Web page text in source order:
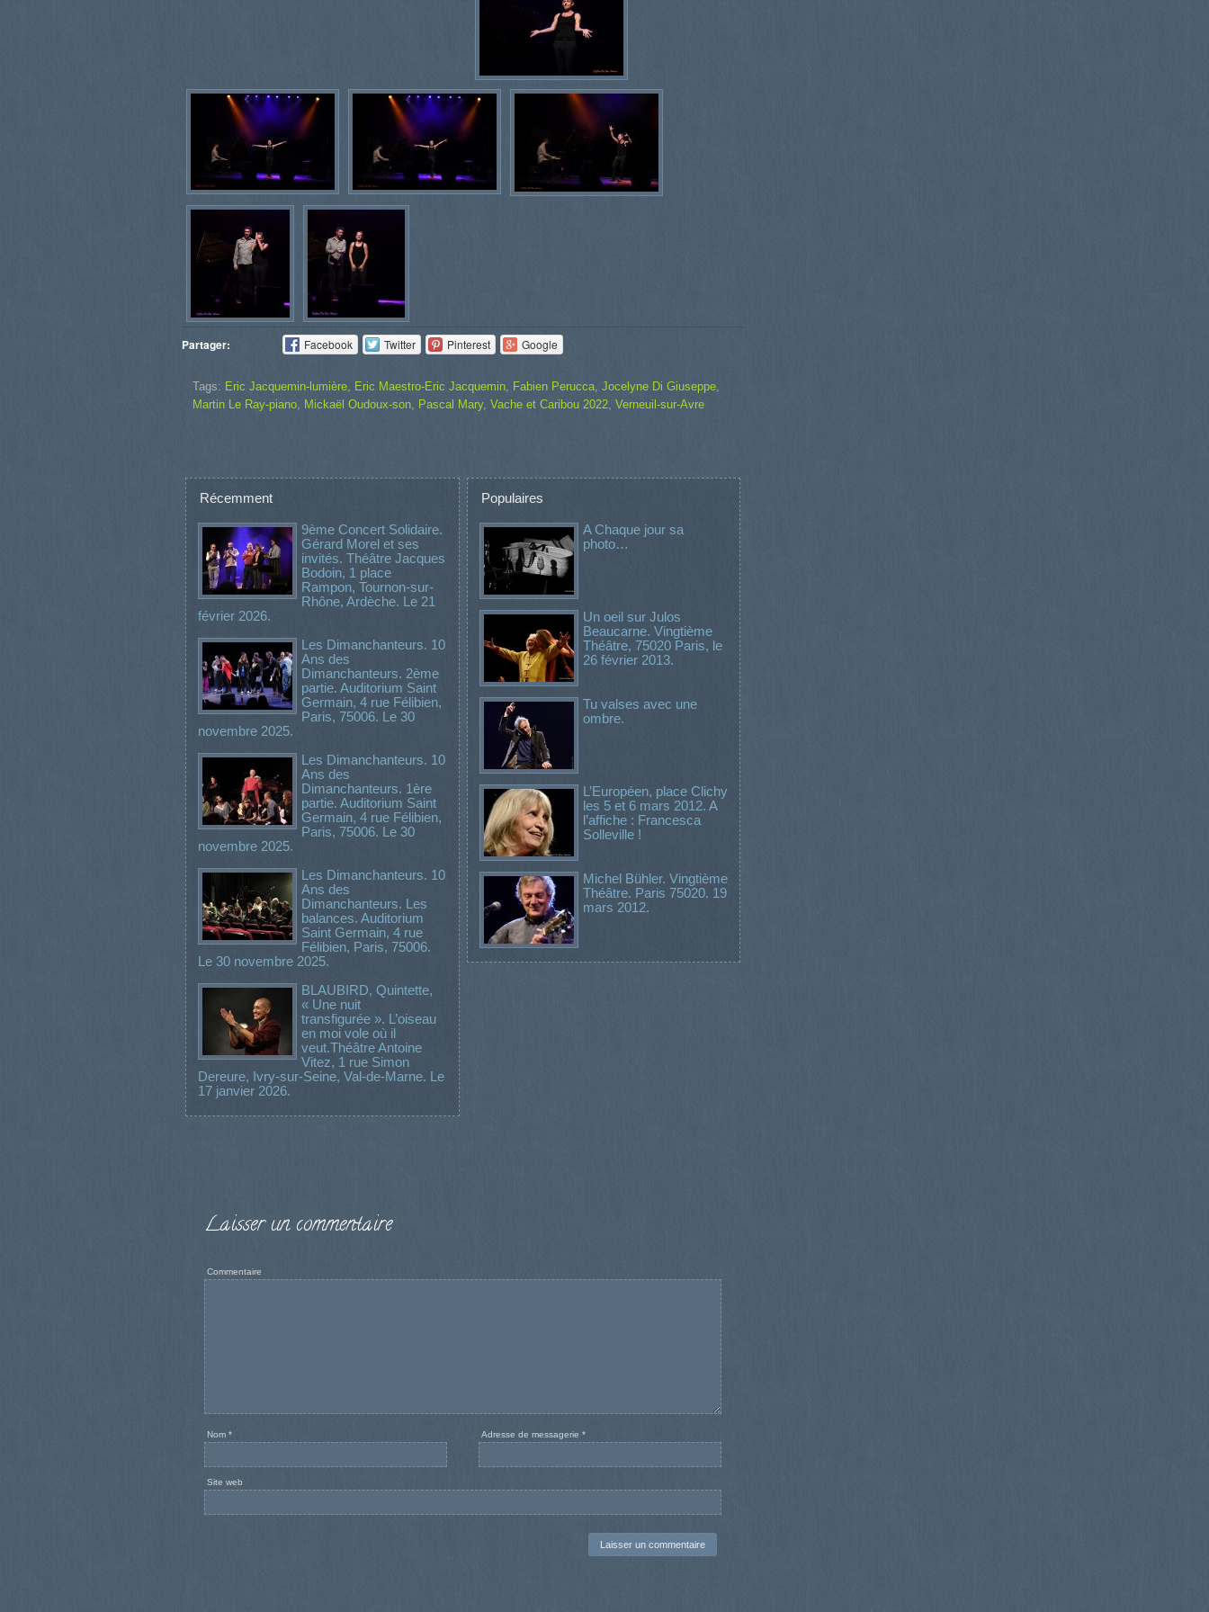
Partager: Facebook Twitter Pinterest Google
Tags: Eric Jacquemin-lumière, Eric Maestro-Eric Jacquemin, Fabien Perucca, Jocelyne Di Giuseppe,
Martin Le Ray-piano, Mickaël Oudoux-son, Pascal Mary, Vache et Caribou 2022, Verneuil-sur-Avre
Récemment
9ème Concert Solidaire.
Gérard Morel et ses
invités. Théâtre Jacques
Bodoin, 1 place
Rampon, Tournon-sur-
Rhône, Ardèche. Le 21
février 2026.
Les Dimanchanteurs. 10
Ans des
Dimanchanteurs. 2ème
partie. Auditorium Saint
Germain, 4 rue Félibien,
Paris, 75006. Le 30
novembre 2025.
Les Dimanchanteurs. 10
Ans des
Dimanchanteurs. 1ère
partie. Auditorium Saint
Germain, 4 rue Félibien,
Paris, 75006. Le 30
novembre 2025.
Les Dimanchanteurs. 10
Ans des
Dimanchanteurs. Les
balances. Auditorium
Saint Germain, 4 rue
Félibien, Paris, 75006.
Le 30 novembre 2025.
BLAUBIRD, Quintette,
« Une nuit
transfigurée ». L’oiseau
en moi vole où il
veut.Théâtre Antoine
Vitez, 1 rue Simon
Dereure, Ivry-sur-Seine, Val-de-Marne. Le
17 janvier 2026.
Populaires
A Chaque jour sa
photo…
Un oeil sur Julos
Beaucarne. Vingtième
Théâtre, 75020 Paris, le
26 février 2013.
Tu valses avec une
ombre.
L’Européen, place Clichy
les 5 et 6 mars 2012. A
l’affiche : Francesca
Solleville !
Michel Bühler. Vingtième
Théâtre. Paris 75020. 19
mars 2012.
Laisser un commentaire
Commentaire
Nom * Adresse de messagerie *
Site web